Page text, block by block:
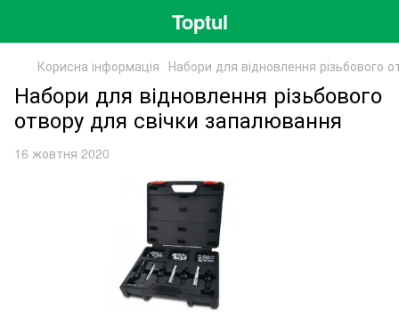
Toptul
Корисна інформація Набори для відновлення різьбового
Набори для відновлення різьбового
отвору для свічки запалювання
16 жовтня 2020